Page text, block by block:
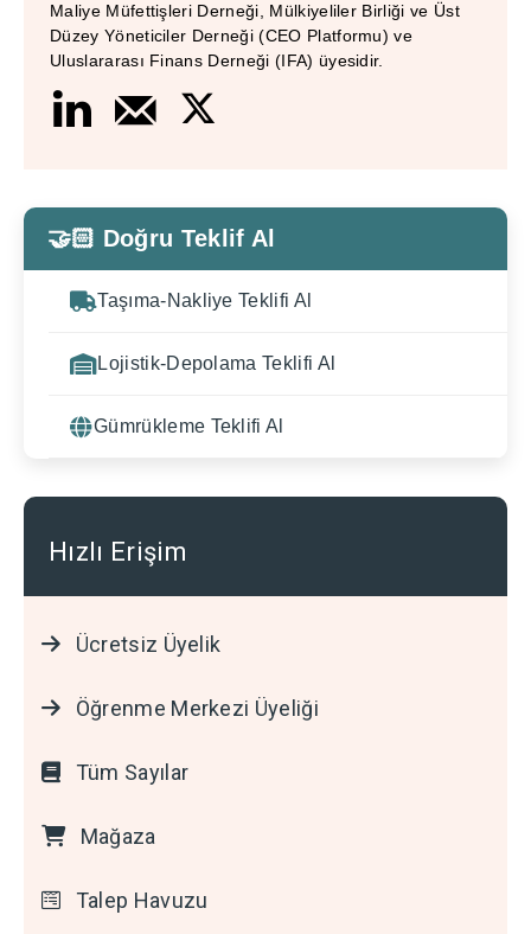
Maliye Müfettişleri Derneği, Mülkiyeliler Birliği ve Üst
Düzey Yöneticiler Derneği (CEO Platformu) ve
Uluslararası Finans Derneği (IFA) üyesidir.
🤝🏻 Doğru Teklif Al
Taşıma-Nakliye Teklifi Al
Lojistik-Depolama Teklifi Al
Gümrükleme Teklifi Al
Hızlı Erişim
Ücretsiz Üyelik
Öğrenme Merkezi Üyeliği
Tüm Sayılar
Mağaza
Talep Havuzu